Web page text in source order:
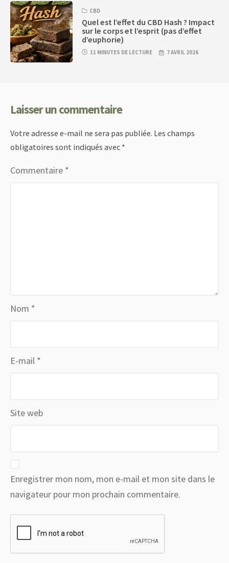
CBD
Quel est l’effet du CBD Hash ? Impact
sur le corps et l’esprit (pas d’effet
d’euphorie)
11 MINUTES DE LECTURE 7 AVRIL 2026
Laisser un commentaire
Votre adresse e-mail ne sera pas publiée. Les champs
obligatoires sont indiqués avec *
Commentaire *
Nom *
E-mail *
Site web
Enregistrer mon nom, mon e-mail et mon site dans le
navigateur pour mon prochain commentaire.